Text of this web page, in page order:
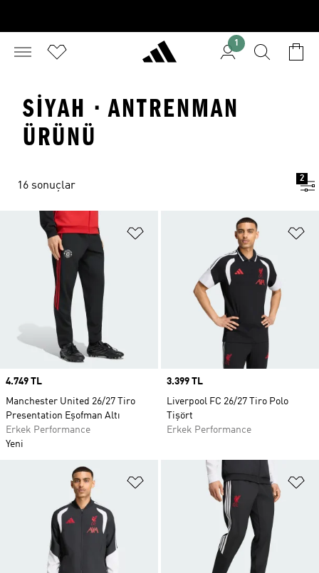
1
SIYAH · ANTRENMAN
ÜRÜNÜ
16 sonuçlar
2
Favori Listesine Ekle
Price
4.749 TL
Manchester United 26/27 Tiro
Presentation Eşofman Altı
Erkek Performance
Yeni
Price
3.399 TL
Liverpool FC 26/27 Tiro Polo
Tişört
Erkek Performance
Favori Listesine Ekle